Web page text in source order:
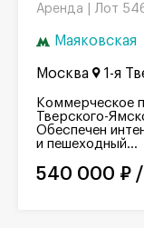
Аренда | Лот
Маяковская
Москва 1-я
Коммерческое
Тверского-
Обеспечен
и пешеходный...
540 000 ₽ /